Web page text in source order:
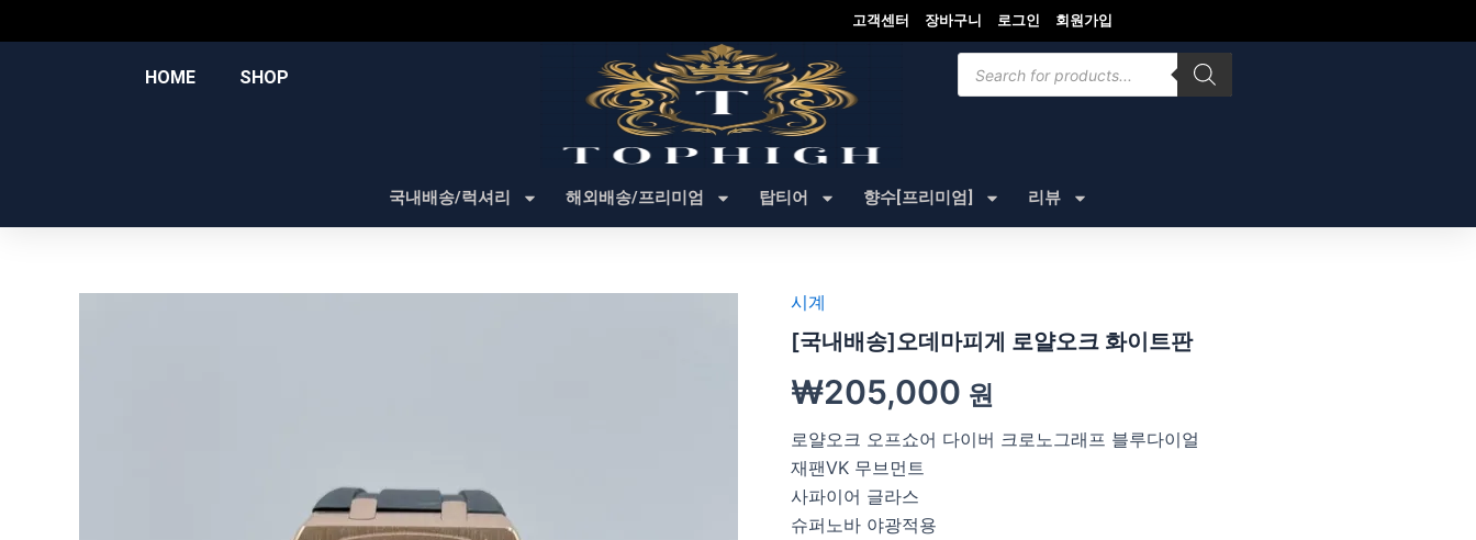
텐
고객센터 장바구니 로그인 회원가입
HOME SHOP
search
국내배송/럭셔리 해외배송/프리미엄 탑티어 향수[프리미엄] 리뷰
시계
[국내배송]오데마피게 로얄오크 화이트판
₩205,000 원
로얄오크 오프쇼어 다이버 크로노그래프 블루다이얼
재팬VK 무브먼트
사파이어 글라스
슈퍼노바 야광적용